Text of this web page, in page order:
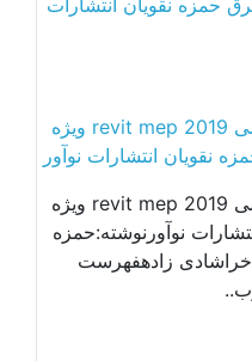
آموزش کاربردی و تخصصی revit mep 2019 ویژه
انتشارات نوآور
آموزش کاربردی و تخصصی revit mep 2019 ویژه
نوآورنوشته:حمزه
زادهفهرست